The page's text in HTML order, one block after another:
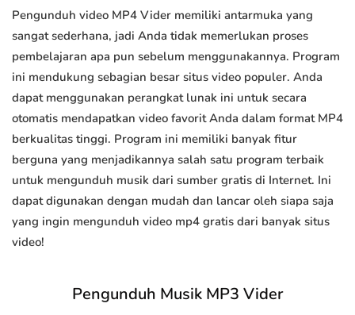
Pengunduh video MP4 Vider memiliki antarmuka yang
sangat sederhana, jadi Anda tidak memerlukan proses
pembelajaran apa pun sebelum menggunakannya. Program
ini mendukung sebagian besar situs video populer. Anda
dapat menggunakan perangkat lunak ini untuk secara
otomatis mendapatkan video favorit Anda dalam format MP4
berkualitas tinggi. Program ini memiliki banyak fitur
berguna yang menjadikannya salah satu program terbaik
untuk mengunduh musik dari sumber gratis di Internet. Ini
dapat digunakan dengan mudah dan lancar oleh siapa saja
yang ingin mengunduh video mp4 gratis dari banyak situs
video!
Pengunduh Musik MP3 Vider